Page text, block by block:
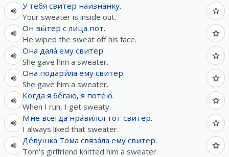
У тебя свитер наизнанку.
Your sweater is inside out.
Он вы́тер с лица пот.
He wiped the sweat off his face.
Она дала́ ему свитер.
She gave him a sweater.
Она подари́ла ему свитер.
She gave him a sweater.
Когда я бе́гаю, я поте́ю.
When I run, I get sweaty.
Мне всегда нра́вился тот свитер.
I always liked that sweater.
Де́вушка Тома связа́ла ему свитер.
Tom's girlfriend knitted him a sweater.